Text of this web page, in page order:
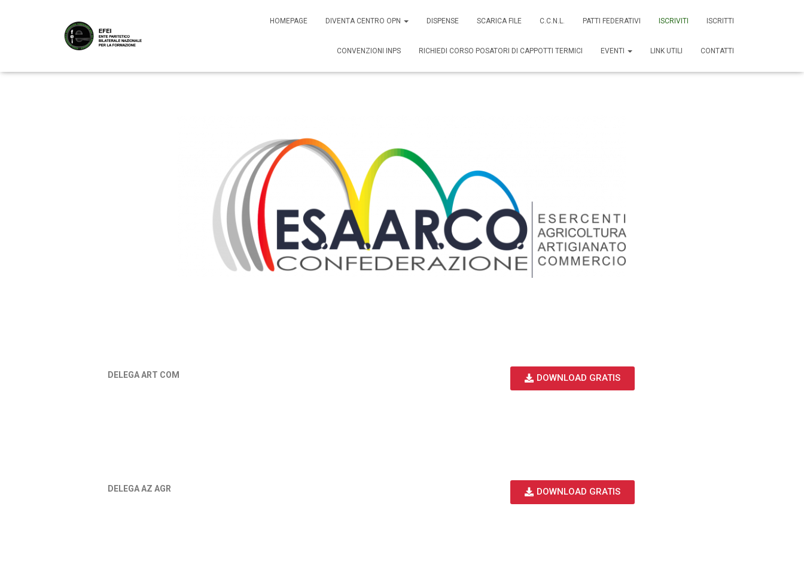
HOMEPAGE DIVENTA CENTRO OPN DISPENSE SCARICA FILE C.C.N.L. PATTI FEDERATIVI ISCRIVITI ISCRITTI
CONVENZIONI INPS RICHIEDI CORSO POSATORI DI CAPPOTTI TERMICI EVENTI LINK UTILI CONTATTI
DELEGA ART COM DOWNLOAD GRATIS
DELEGA AZ AGR DOWNLOAD GRATIS